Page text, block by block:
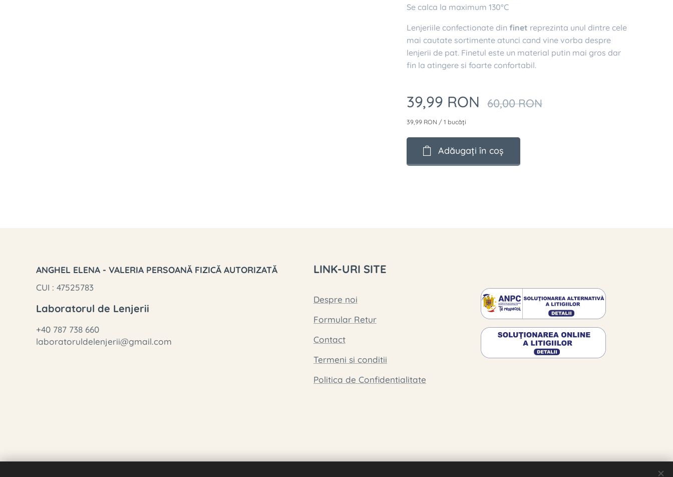
Se calca la maximum 130°C
Lenjeriile confectionate din finet reprezinta unul dintre cele
mai cautate sortimente atunci cand vine vorba despre
lenjerii de pat. Finetul este un material putin mai gros dar
fin la atingere si foarte confortabil.
39,99 RON 60,00RON
39,99 RON / 1 bucăți
Adăugați în coș
ANGHEL ELENA - VALERIA PERSOANĂ FIZICĂ AUTORIZATĂ
CUI : 47525783
Laboratorul de Lenjerii
+40 787 738 660
laboratoruldelenjerii@gmail.com
LINK-URI SITE
Despre noi
Formular Retur
Contact
Termeni si conditii
Politica de Confidentialitate